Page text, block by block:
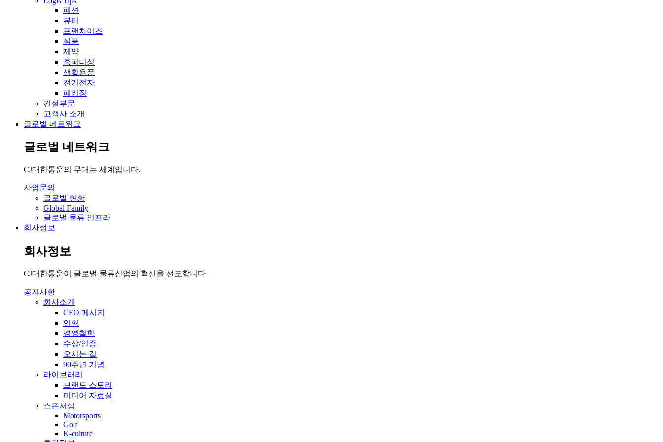
패션
뷰티
프랜차이즈
식품
제약
홈퍼니싱
생활용품
전기전자
패키징
건설부문
고객사 소개
글로벌 네트워크
글로벌 네트워크
CJ대한통운의 무대는 세계입니다.
사업문의
글로벌 현황
Global Family
글로벌 물류 인프라
회사정보
회사정보
CJ대한통운이 글로벌 물류산업의 혁신을 선도합니다
공지사항
회사소개
CEO 메시지
연혁
경영철학
수상/인증
오시는 길
90주년 기념
라이브러리
브랜드 스토리
미디어 자료실
스폰서십
Motorsports
Golf
K-culture